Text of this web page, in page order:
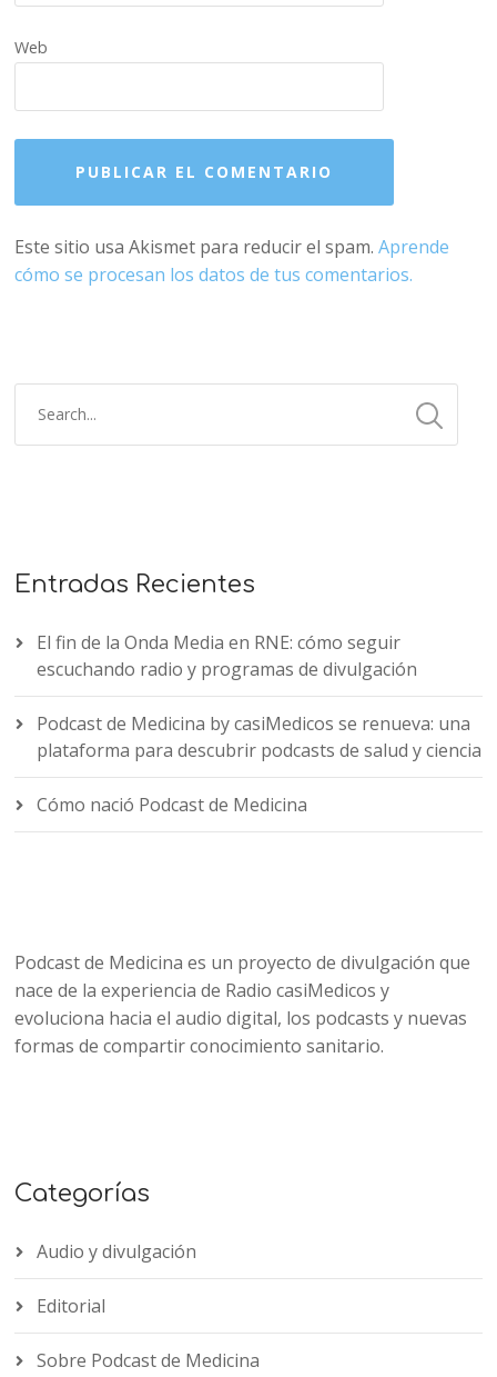
Web
Este sitio usa Akismet para reducir el spam.Aprende
cómo se procesan los datos de tus comentarios.
Entradas Recientes
El fin de la Onda Media en RNE: cómo seguir
escuchando radio y programas de divulgación
Podcast de Medicina by casiMedicos se renueva: una
plataforma para descubrir podcasts de salud y ciencia
Cómo nació Podcast de Medicina
Podcast de Medicina es un proyecto de divulgación que
nace de la experiencia de Radio casiMedicos y
evoluciona hacia el audio digital, los podcasts y nuevas
formas de compartir conocimiento sanitario.
Categorías
Audio y divulgación
Editorial
Sobre Podcast de Medicina